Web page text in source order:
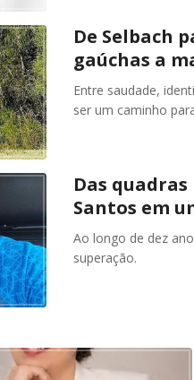
De Selbach
gaúchas a
Entre saudade,
ser um caminho
Das
Santos em
Ao longo de dez
superação.